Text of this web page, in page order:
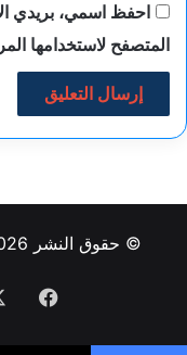
احفظ اسمي، بريدي
المتصفح لاستخدامها
© حقوق النشر 2026، جميع الحقوق محفوظة |